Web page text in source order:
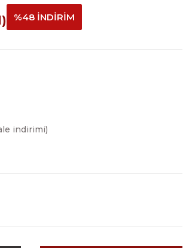
%48 İNDİRİM
indirimi)